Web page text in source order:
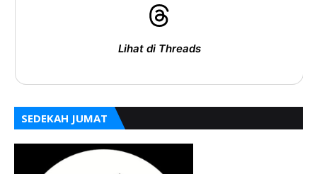
Lihat di Threads
SEDEKAH JUMAT